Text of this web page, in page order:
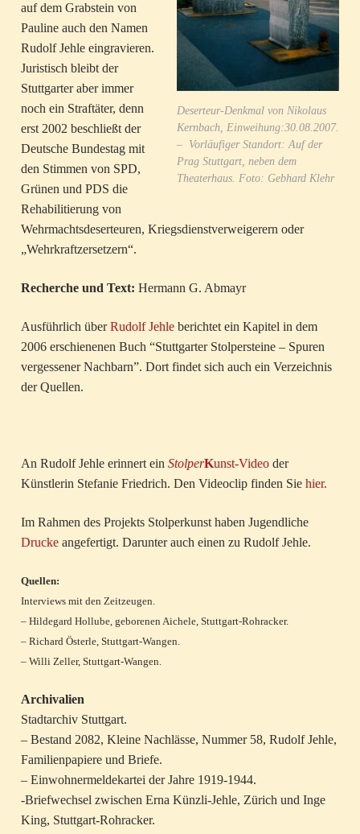
Deserteur-Denkmal von Nikolaus
Kernbach, Einweihung:30.08.2007.
– Vorläufiger Standort: Auf der
Prag Stuttgart, neben dem
Theaterhaus. Foto: Gebhard Klehr
auf dem Grabstein von
Pauline auch den Namen
Rudolf Jehle eingravieren.
Juristisch bleibt der
Stuttgarter aber immer
noch ein Straftäter, denn
erst 2002 beschließt der
Deutsche Bundestag mit
den Stimmen von SPD,
Grünen und PDS die
Rehabilitierung von
Wehrmachtsdeserteuren, Kriegsdienstverweigerern oder
„Wehrkraftzersetzern“.
Recherche und Text: Hermann G. Abmayr
Ausführlich überRudolf Jehle berichtet ein Kapitel in dem
2006 erschienenen Buch “Stuttgarter Stolpersteine – Spuren
vergessener Nachbarn”. Dort findet sich auch ein Verzeichnis
der Quellen.
An Rudolf Jehle erinnert ein StolperKunst-Video der
Künstlerin Stefanie Friedrich. Den Videoclip finden Sie hier.
Im Rahmen des Projekts Stolperkunst haben Jugendliche
Drucke angefertigt. Darunter auch einen zu Rudolf Jehle.
Quellen:
Interviews mit den Zeitzeugen.
– Hildegard Hollube, geborenen Aichele, Stuttgart-Rohracker.
– Richard Österle, Stuttgart-Wangen.
– Willi Zeller, Stuttgart-Wangen.
Archivalien
Stadtarchiv Stuttgart.
– Bestand 2082, Kleine Nachlässe, Nummer 58, Rudolf Jehle,
Familienpapiere und Briefe.
– Einwohnermeldekartei der Jahre 1919-1944.
-Briefwechsel zwischen Erna Künzli-Jehle, Zürich und Inge
King, Stuttgart-Rohracker.